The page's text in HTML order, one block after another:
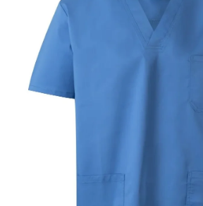
% OUTLET
Kontakt
Doprava, platba a zľavy
Akcie v predajniach